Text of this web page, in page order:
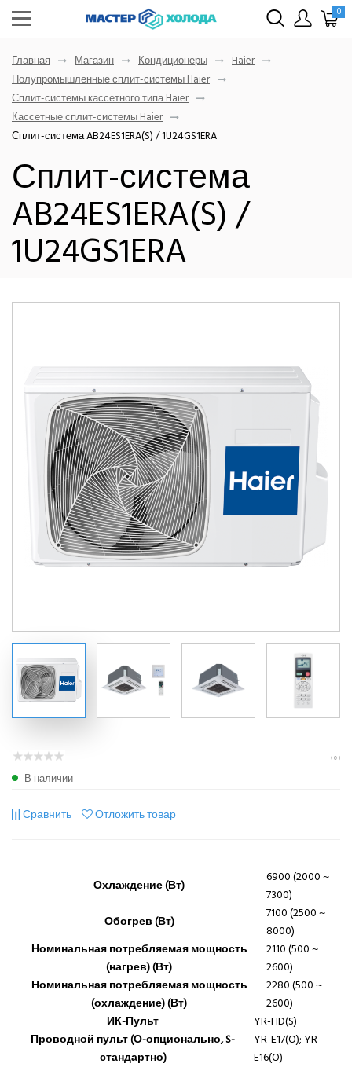
0
Главная Магазин Кондиционеры
Haier
Полупромышленные сплит-системы Haier
Сплит-системы кассетного типа Haier
Кассетные сплит-системы Haier
Сплит-система AB24ES1ERA(S) / 1U24GS1ERA
Сплит-система
AB24ES1ERA(S) /
1U24GS1ERA
( 0 )
В наличии
Сравнить Отложить товар
Охлаждение (Вт)
6900 (2000 ~
7300)
Обогрев (Вт)
7100 (2500 ~
8000)
Номинальная потребляемая мощность
(нагрев) (Вт)
2110 (500 ~
2600)
Номинальная потребляемая мощность
(охлаждение) (Вт)
2280 (500 ~
2600)
ИК-Пульт
YR-HD(S)
Проводной пульт (О-опционально, S-
стандартно)
YR-E17(O); YR-
E16(O)